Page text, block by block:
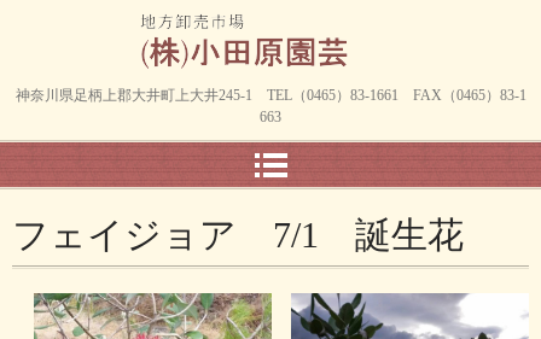
神奈川県足柄上郡大井町上大井245-1 TEL（0465）83-1661 FAX（0465）83-1
663
フェイジョア 7/1 誕生花